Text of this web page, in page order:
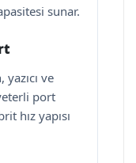
sunar.
ve
port
hız yapısı